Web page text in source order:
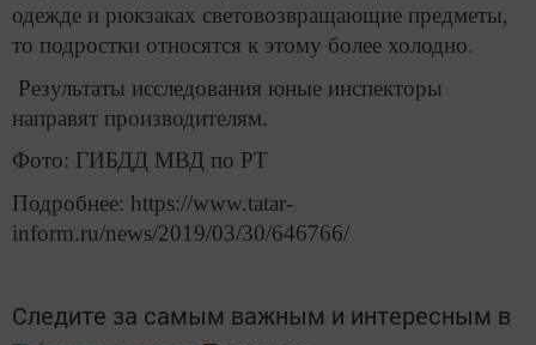
одежде и рюкзаках световозвращающие предметы,
то подростки относятся к этому более холодно.
Результаты исследования юные инспекторы
направят производителям.
Фото: ГИБДД МВД по РТ
Подробнее: https://www.tatar-
inform.ru/news/2019/03/30/646766/
Следите за самым важным и интересным в